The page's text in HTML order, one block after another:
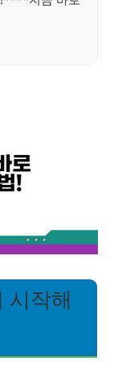
시작해